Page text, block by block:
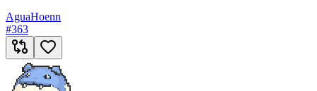
AguaHoenn
#363